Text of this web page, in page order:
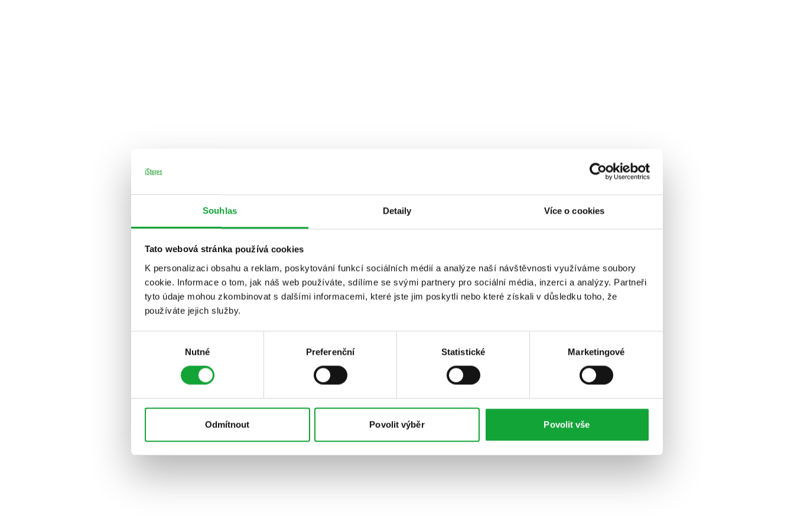
Souhlas Detaily Více o cookies
Tato webová stránka používá cookies
K personalizaci obsahu a reklam, poskytování funkcí sociálních médií a analýze naší návštěvnosti využíváme soubory
cookie. Informace o tom, jak náš web používáte, sdílíme se svými partnery pro sociální média, inzerci a analýzy. Partneři
tyto údaje mohou zkombinovat s dalšími informacemi, které jste jim poskytli nebo které získali v důsledku toho, že
používáte jejich služby.
Nutné Preferenční Statistické Marketingové
Odmítnout Povolit výběr Povolit vše